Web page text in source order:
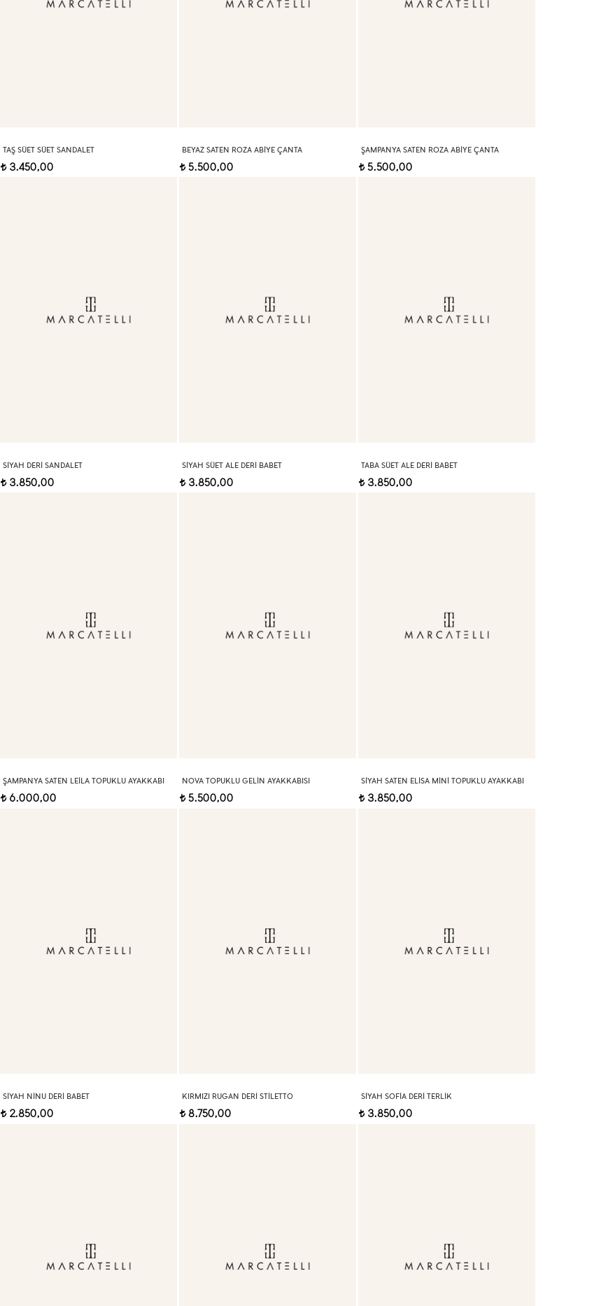
TAŞ SÜET SÜET SANDALET
t3.450,00
BEYAZ SATEN ROZA ABIYE ÇANTA
t5.500,00
ŞAMPANYA SATEN ROZA ABIYE ÇANTA
t5.500,00
SIYAH DERI SANDALET
t3.850,00
SIYAH SÜET ALE DERI BABET
t3.850,00
TABA SÜET ALE DERI BABET
t3.850,00
ŞAMPANYA SATEN LEILA TOPUKLU AYAKKABI
t6.000,00
NOVA TOPUKLU GELIN AYAKKABISI
t5.500,00
SIYAH SATEN ELISA MINI TOPUKLU AYAKKABI
t3.850,00
SIYAH NINU DERI BABET
t2.850,00
KIRMIZI RUGAN DERI STILETTO
t8.750,00
SIYAH SOFIA DERI TERLIK
t3.850,00